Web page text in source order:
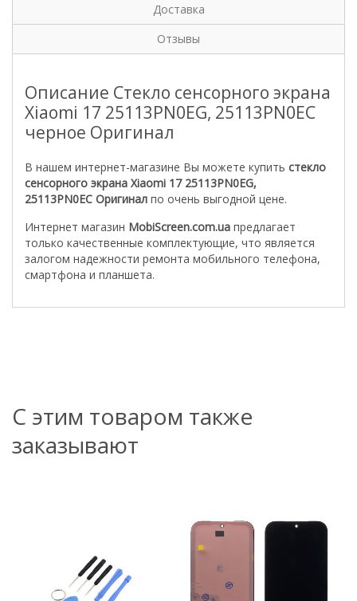
Доставка
Отзывы
Описание Стекло сенсорного экрана
Xiaomi 17 25113PN0EG, 25113PN0EC
черное Оригинал
В нашем интернет-магазине Вы можете купить стекло
сенсорного экрана Xiaomi 17 25113PN0EG,
25113PN0EC Оригинал по очень выгодной цене.
Интернет магазин MobiScreen.com.ua предлагает
только качественные комплектующие, что является
залогом надежности ремонта мобильного телефона,
смартфона и планшета.
С этим товаром также
заказывают